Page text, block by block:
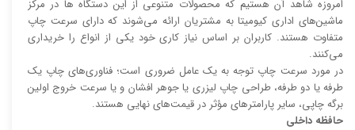
امروزه شاهد آن هستیم که محصولات متنوعی از این دستگاه ها در مرکز
ماشین‌های اداری کیومیتا به مشتریان ارائه می‌شوند که دارای سرعت چاپ
متفاوت هستند. کاربران بر اساس نیاز کاری خود یکی از انواع را خریداری
می‌کنند.
در مورد سرعت چاپ توجه به یک عامل ضروری است؛ فناوری‌های چاپ یک
طرفه یا دو طرفه، طراحی چاپ لیزری یا جوهر افشان و یا سرعت خروج اولین
برگه چاپی، سایر پارامتر‌های مؤثر در قیمت‌های نهایی هستند.
حافظه داخلی